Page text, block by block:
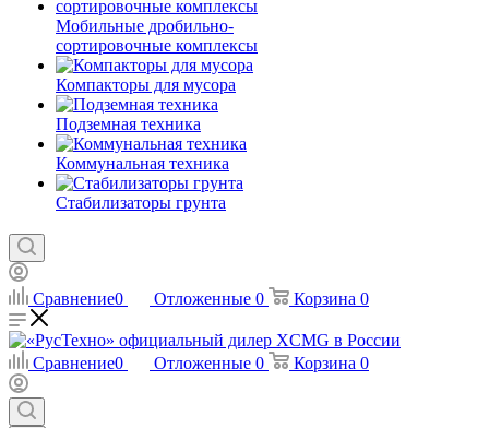
Мобильные дробильно-
сортировочные комплексы
Компакторы для мусора
Подземная техника
Коммунальная техника
Стабилизаторы грунта
Сравнение0 Отложенные 0 Корзина 0
Сравнение0 Отложенные 0 Корзина 0